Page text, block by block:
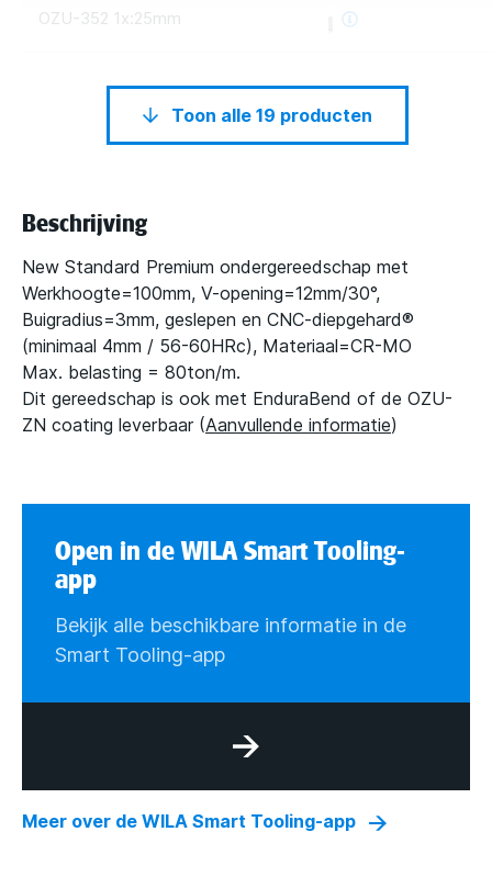
OZU-352 1x:25mm
Toon alle 19 producten
Beschrijving
New Standard Premium ondergereedschap met
Werkhoogte=100mm, V-opening=12mm/30°,
Buigradius=3mm, geslepen en CNC-diepgehard®
(minimaal 4mm / 56-60HRc), Materiaal=CR-MO
Max. belasting = 80ton/m.
Dit gereedschap is ook met EnduraBend of de OZU-
ZN coating leverbaar (Aanvullende informatie)
Open in de WILA Smart Tooling-
app
Bekijk alle beschikbare informatie in de
Smart Tooling-app
Meer over de WILA Smart Tooling-app